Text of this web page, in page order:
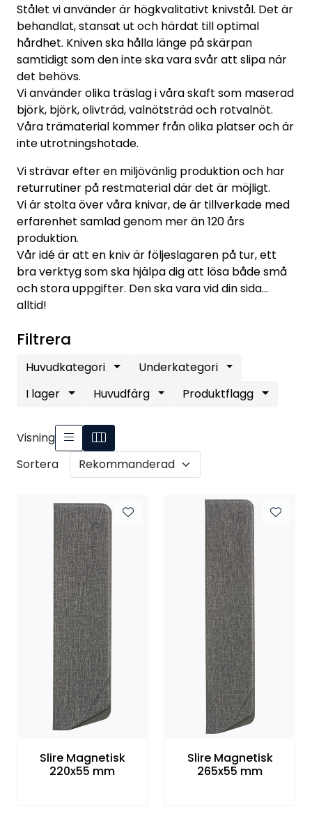
Stålet vi använder är högkvalitativt knivstål. Det är
behandlat, stansat ut och härdat till optimal
hårdhet. Kniven ska hålla länge på skärpan
samtidigt som den inte ska vara svår att slipa när
det behövs.
Vi använder olika träslag i våra skaft som maserad
björk, björk, olivträd, valnötsträd och rotvalnöt.
Våra trämaterial kommer från olika platser och är
inte utrotningshotade.
Vi strävar efter en miljövänlig produktion och har
returrutiner på restmaterial där det är möjligt.
Vi är stolta över våra knivar, de är tillverkade med
erfarenhet samlad genom mer än 120 års
produktion.
Vår idé är att en kniv är följeslagaren på tur, ett
bra verktyg som ska hjälpa dig att lösa både små
och stora uppgifter. Den ska vara vid din sida…
alltid!
Filtrera
Huvudkategori
Underkategori
I lager
Huvudfärg Produktflagg
Visning
Sortera
Slire Magnetisk
220x55 mm
Slire Magnetisk
265x55 mm